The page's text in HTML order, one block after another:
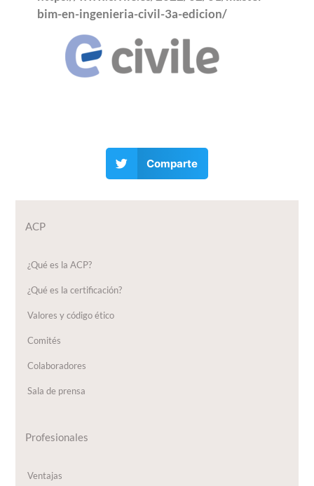
bim-en-ingenieria-civil-3a-edicion/
Comparte
ACP
¿Qué es la ACP?
¿Qué es la certificación?
Valores y código ético
Comités
Colaboradores
Sala de prensa
Profesionales
Ventajas